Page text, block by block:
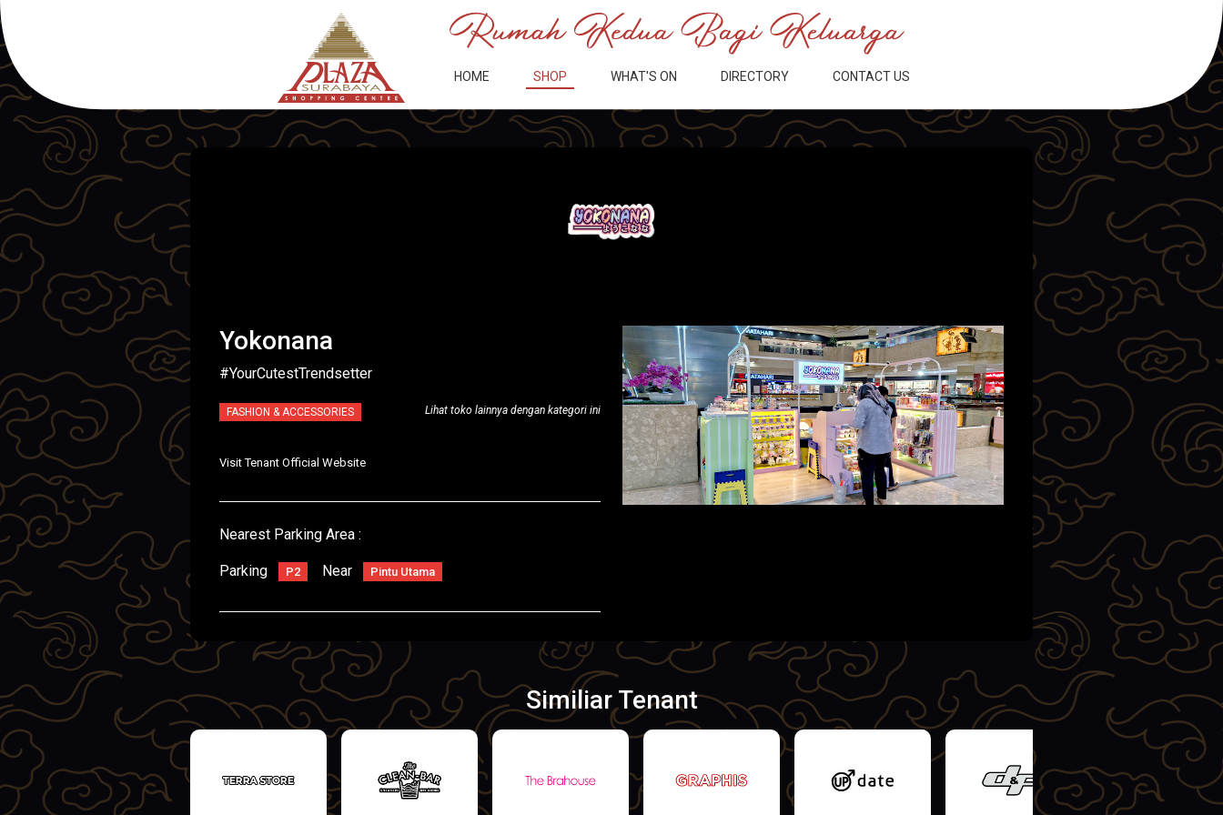
HOME SHOP WHAT'S ON DIRECTORY CONTACT US
Yokonana
#YourCutestTrendsetter
FASHION & ACCESSORIES Lihat toko lainnya dengan kategori ini
Visit Tenant Official Website
Nearest Parking Area :
Parking P2 Near Pintu Utama
Similiar Tenant